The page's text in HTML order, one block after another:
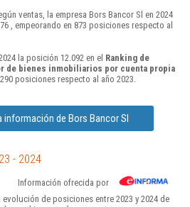
ventas, la empresa Bors Bancor Sl en 2024
, empeorando en 873 posiciones respecto al
la posición 12.092 en el Ranking de
de bienes inmobiliarios por cuenta propia
posiciones respecto al año 2023.
información de Bors Bancor Sl
- 2024
Información ofrecida por
de posiciones entre 2023 y 2024 de